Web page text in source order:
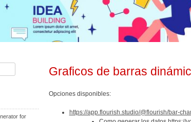
Graficos de barras
Opciones disponibles:
https://app.flourish.studio/@flourish/bar-
for